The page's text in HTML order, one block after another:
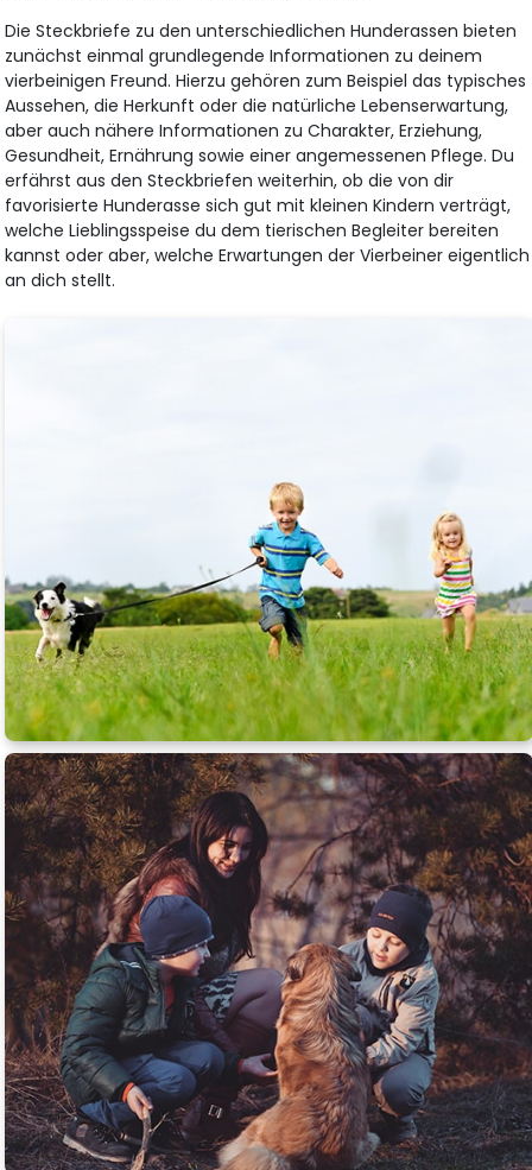
Die Steckbriefe zu den unterschiedlichen Hunderassen bieten
zunächst einmal grundlegende Informationen zu deinem
vierbeinigen Freund. Hierzu gehören zum Beispiel das typisches
Aussehen, die Herkunft oder die natürliche Lebenserwartung,
aber auch nähere Informationen zu Charakter, Erziehung,
Gesundheit, Ernährung sowie einer angemessenen Pflege. Du
erfährst aus den Steckbriefen weiterhin, ob die von dir
favorisierte Hunderasse sich gut mit kleinen Kindern verträgt,
welche Lieblingsspeise du dem tierischen Begleiter bereiten
kannst oder aber, welche Erwartungen der Vierbeiner eigentlich
an dich stellt.